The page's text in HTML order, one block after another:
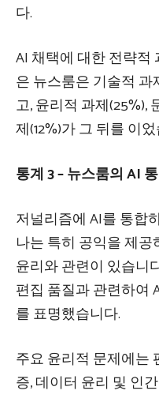
다.
AI 채택에 대한 전략적
은 뉴스룸은 기술적 과
고, 윤리적 과제(25%),
제(12%)가 그 뒤를 이
통계 3 – 뉴스룸의 AI
저널리즘에 AI를 통합
나는 특히 공익을 제
윤리와 관련이 있습니
편집 품질과 관련하여
를 표명했습니다.
주요 윤리적 문제에는
증, 데이터 윤리 및 인